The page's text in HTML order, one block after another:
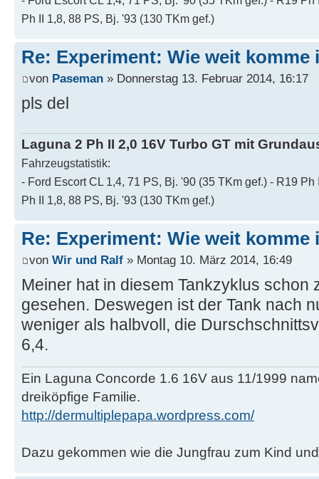
Ph II 1,8, 88 PS, Bj. '93 (130 TKm gef.)
Re: Experiment: Wie weit komme
von Paseman » Donnerstag 13. Februar 2014, 16:17
pls del
Laguna 2 Ph II 2,0 16V Turbo GT mit
Fahrzeugstatistik:
- Ford Escort CL 1,4, 71 PS, Bj. '90 (35 TKm gef.) - R19
Ph II 1,8, 88 PS, Bj. '93 (130 TKm gef.)
Re: Experiment: Wie weit komme
von Wir und Ralf » Montag 10. März 2014, 16:49
Meiner hat in diesem Tankzyklus schon
gesehen. Deswegen ist der Tank nach
weniger als halbvoll, die
6,4.
Ein Laguna Concorde 1.6 16V aus 11/1999
dreiköpfige Familie.
http://dermultiplepapa.wordpress.com/
Dazu gekommen wie die Jungfrau zum Kind